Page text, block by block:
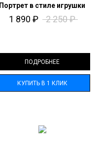
Портрет в стиле игрушки
1 890 ₽ 2 250₽
ПОДРОБНЕЕ
КУПИТЬ В 1 КЛИК